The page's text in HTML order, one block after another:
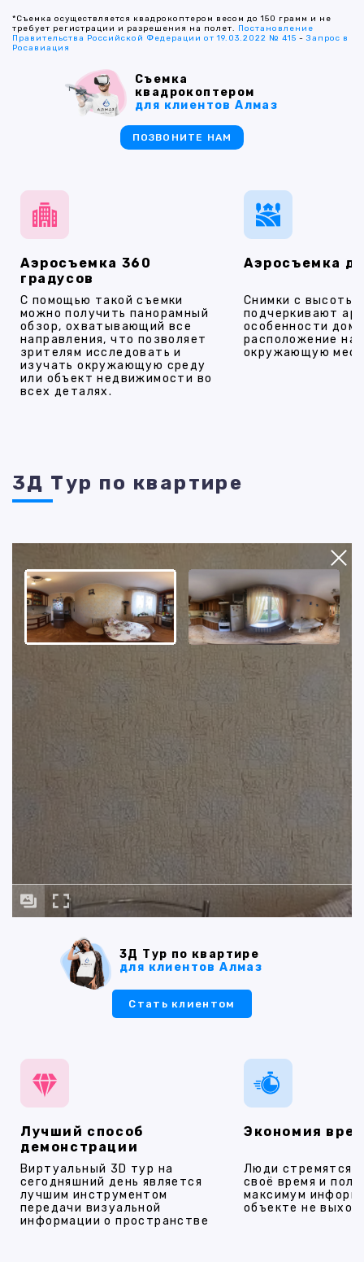
Аэросъемка 360
градусов
С помощью такой съемки
можно получить панорамный
обзор, охватывающий все
направления, что позволяет
зрителям исследовать и
изучать окружающую среду
или объект недвижимости во
всех деталях.
Аэросъемка
Снимки с высоты
подчеркивают
особенности
расположение на
окружающую
*Съемка осуществляется квадрокоптером весом до 150 грамм и не
требует регистрации и разрешения на полет. Постановление
Правительства Российской Федерации от 19.03.2022 № 415 -Запрос в
Росавиация
Съемка
квадрокоптером
для клиентов Алмаз
ПОЗВОНИТЕ НАМ
3Д Тур по квартире
3Д Тур по квартире
для клиентов Алмаз
Стать клиентом
Лучший способ
демонстрации
Виртуальный 3D тур на
сегодняшний день является
лучшим инструментом
передачи визуальной
информации о пространстве
Экономия
Люди стремятся
своё время и
максимум
объекте не